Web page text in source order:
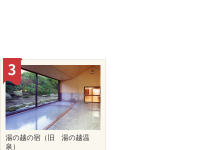
湯の越の宿（旧 湯の越温
泉）